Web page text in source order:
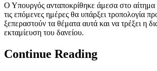
Ο Υπουργός ανταποκρίθηκε άμεσα στο αίτημα
τις επόμενες ημέρες θα υπάρξει τροπολογία
ξεπεραστούν τα θέματα αυτά και να τρέξει η
εκταμίευση του δανείου.
Continue Reading